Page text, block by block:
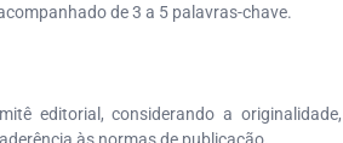
de 3 a 5 palavras-chave.
editorial, considerando a originalidade,